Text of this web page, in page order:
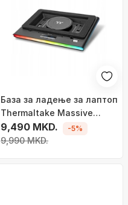
База за ладење за лаптоп
Thermaltake Massive
Extreme, до 18\", RGB
осветлување, црна
9,490 MKD.
9,990 MKD.
-5%